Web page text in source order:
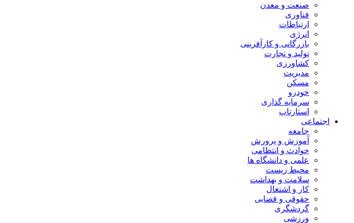
صنعت و معدن
فناوری
ارتباطات
انرژی
بازرگانی و کارآفرینی
تولید و تجارت
کشاورزی
مدیریت
مسکن
خودرو
سرمایه گذاری
استارتاپ
اجتماعی
جامعه
آموزش و پرورش
حوادث و انتظامی
علمی و دانشگاه ها
محیط زیست
سلامت و بهداشت
کار و اشتغال
حقوقی و قضایی
گردشگری
ورزشی